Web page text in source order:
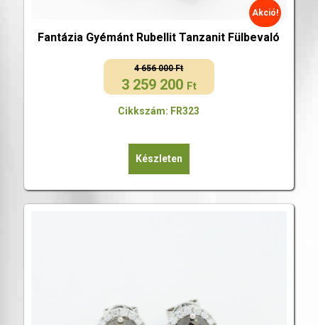
Fantázia Gyémánt Rubellit Tanzanit Fülbevaló
4 656 000Ft
Original
was:
656
3 259 200 Ft
Current
is:
259
Akció!
Cikkszám: FR323
Készleten